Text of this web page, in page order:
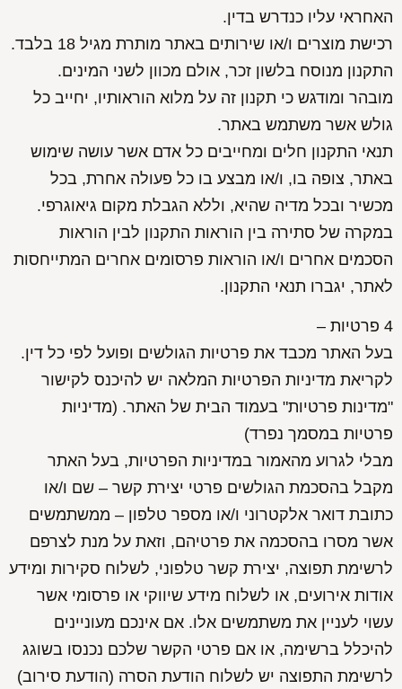
האחראי עליו כנדרש בדין.
רכישת מוצרים ו/או שירותים באתר מותרת מגיל 18 בלבד.
התקנון מנוסח בלשון זכר, אולם מכוון לשני המינים.
מובהר ומודגש כי תקנון זה על מלוא הוראותיו, יחייב כל
גולש אשר משתמש באתר.
תנאי התקנון חלים ומחייבים כל אדם אשר עושה שימוש
באתר, צופה בו, ו/או מבצע בו כל פעולה אחרת, בכל
מכשיר ובכל מדיה שהיא, וללא הגבלת מקום גיאוגרפי.
במקרה של סתירה בין הוראות התקנון לבין הוראות
הסכמים אחרים ו/או הוראות פרסומים אחרים המתייחסות
לאתר, יגברו תנאי התקנון.
4 פרטיות –
בעל האתר מכבד את פרטיות הגולשים ופועל לפי כל דין.
לקריאת מדיניות הפרטיות המלאה יש להיכנס לקישור
"מדינות פרטיות" בעמוד הבית של האתר. (מדיניות
פרטיות במסמך נפרד)
מבלי לגרוע מהאמור במדיניות הפרטיות, בעל האתר
מקבל בהסכמת הגולשים פרטי יצירת קשר – שם ו/או
כתובת דואר אלקטרוני ו/או מספר טלפון – ממשתמשים
אשר מסרו בהסכמה את פרטיהם, וזאת על מנת לצרפם
לרשימת תפוצה, יצירת קשר טלפוני, לשלוח סקירות ומידע
אודות אירועים, או לשלוח מידע שיווקי או פרסומי אשר
עשוי לעניין את משתמשים אלו. אם אינכם מעוניינים
להיכלל ברשימה, או אם פרטי הקשר שלכם נכנסו בשוגג
לרשימת התפוצה יש לשלוח הודעת הסרה (הודעת סירוב)